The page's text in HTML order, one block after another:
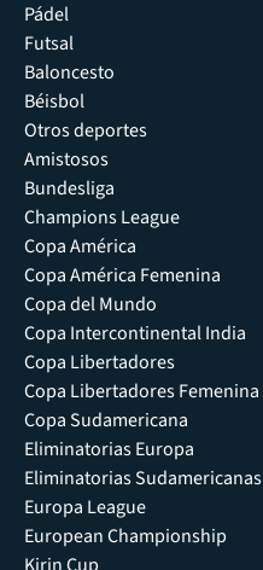
Pádel
Futsal
Baloncesto
Béisbol
Otros deportes
Amistosos
Bundesliga
Champions League
Copa América
Copa América Femenina
Copa del Mundo
Copa Intercontinental India
Copa Libertadores
Copa Libertadores Femenina
Copa Sudamericana
Eliminatorias Europa
Eliminatorias Sudamericanas
Europa League
European Championship